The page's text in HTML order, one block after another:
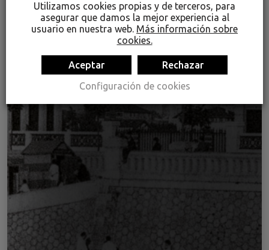
Utilizamos cookies propias y de terceros, para
asegurar que damos la mejor experiencia al
usuario en nuestra web. Más información sobre
cookies.
Aceptar
Rechazar
Configuración de cookies